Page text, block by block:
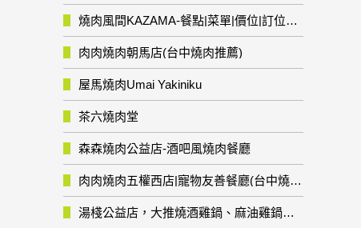
燒肉風間KAZAMA-餐點|菜單|價位|訂位資訊
肉肉燒肉朝馬店(台中燒肉推薦)
屋馬燒肉Umai Yakiniku
茶六燒肉堂
森森燒肉公益店-酒吧風燒肉餐廳
肉肉燒肉五權西店|寵物友善餐廳(台中燒肉推薦)
湯棧公益店，大推燒酒雞鍋、麻油雞鍋暖暖有夠補